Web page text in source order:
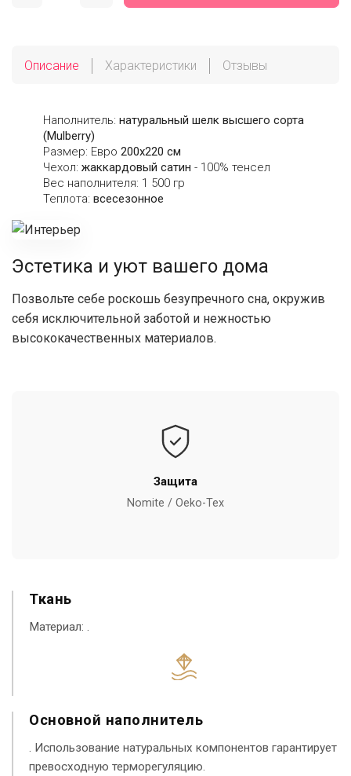
Описание Характеристики Отзывы
Наполнитель: натуральный шелк высшего сорта
(Mulberry)
Размер: Евро 200х220 см
Чехол: жаккардовый сатин - 100% тенсел
Вес наполнителя: 1 500 гр
Теплота: всесезонное
Эстетика и уют вашего дома
Позвольте себе роскошь безупречного сна, окружив
себя исключительной заботой и нежностью
высококачественных материалов.
Защита
Nomite / Oeko-Tex
Ткань
Материал: .
Основной наполнитель
. Использование натуральных компонентов гарантирует
превосходную терморегуляцию.